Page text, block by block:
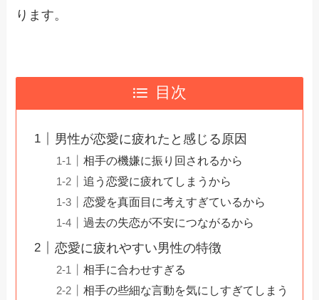
ります。
目次
男性が恋愛に疲れたと感じる原因
相手の機嫌に振り回されるから
追う恋愛に疲れてしまうから
恋愛を真面目に考えすぎているから
過去の失恋が不安につながるから
恋愛に疲れやすい男性の特徴
相手に合わせすぎる
相手の些細な言動を気にしすぎてしまう